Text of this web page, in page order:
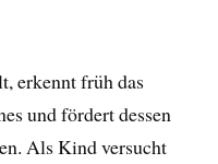
erkennt früh das
und fördert dessen
Als Kind versucht